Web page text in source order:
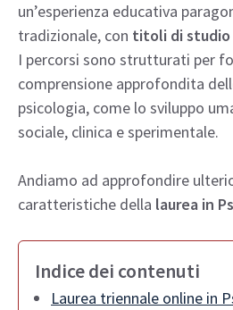
un’esperienza educativa
tradizionale, con titoli di studio
I percorsi sono strutturati per
comprensione approfondita
psicologia, come lo sviluppo
sociale, clinica e sperimentale.
Andiamo ad approfondire
caratteristiche della laurea in
Indice dei contenuti
Laurea triennale online in